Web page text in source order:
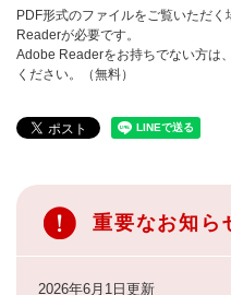
PDF形式のファイルをご覧いただ
Readerが必要です。
Adobe Readerをお持ちでない方は
ください。（無料）
重要なお知ら
2026年6月1日更新